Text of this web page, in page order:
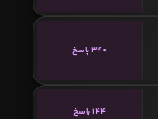
340 پاسخ
144 پاسخ